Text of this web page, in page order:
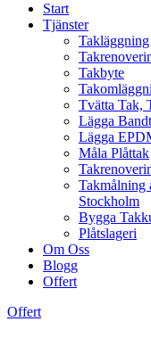
Start
Tjänster
Takläggning
Takbyte
Tvätta Tak,
Lägga
Lägga
Måla Plåttak
Takmålning
Stockholm
Bygga
Plåtslageri
Om Oss
Blogg
Offert
Offert